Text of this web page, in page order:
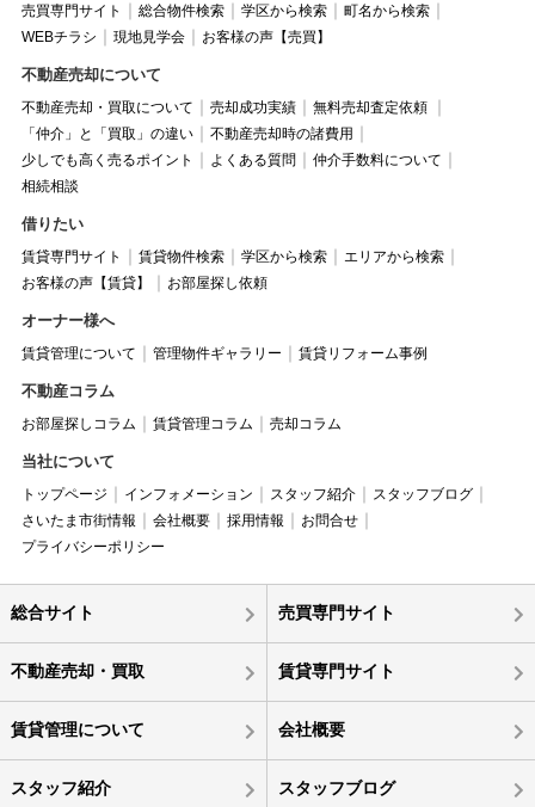
売買専門サイト 総合物件検索 学区から検索
町名から検索
WEBチラシ
現地見学会 お客様の声【売買】
不動産売却について
不動産売却・買取について 売却成功実績
無料売却査定依頼
「仲介」と「買取」の違い
不動産売却時の諸費用
少しでも高く売るポイント
よくある質問
仲介手数料について
相続相談
借りたい
賃貸専門サイト 賃貸物件検索 学区から検索
エリアから検索
お客様の声【賃貸】
お部屋探し依頼
オーナー様へ
賃貸管理について 管理物件ギャラリー 賃貸リフォーム事例
不動産コラム
お部屋探しコラム 賃貸管理コラム 売却コラム
当社について
トップページ インフォメーション スタッフ紹介
スタッフブログ
さいたま市街情報
会社概要 採用情報
お問合せ
プライバシーポリシー
総合サイト 売買専門サイト
不動産売却・買取 賃貸専門サイト
賃貸管理について 会社概要
スタッフ紹介 スタッフブログ